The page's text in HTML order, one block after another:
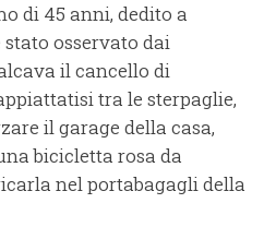
di 45 anni, dedito a
osservato dai
il cancello di
tra le sterpaglie,
il garage della casa,
bicicletta rosa da
nel portabagagli della